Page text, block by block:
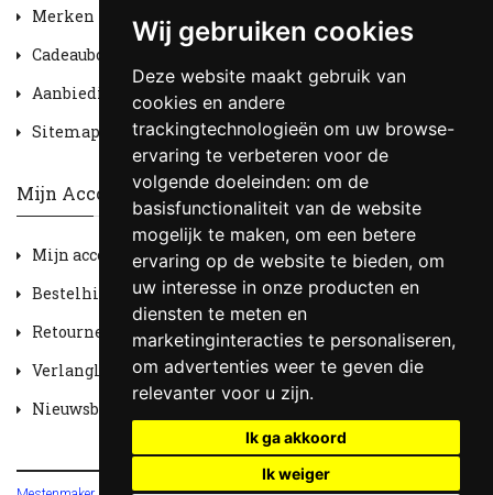
Wij gebruiken cookies
Deze website maakt gebruik van
cookies en andere
trackingtechnologieën om uw browse-
ervaring te verbeteren voor de
volgende doeleinden: om de
basisfunctionaliteit van de website
mogelijk te maken, om een betere
ervaring op de website te bieden, om
uw interesse in onze producten en
diensten te meten en
marketinginteracties te personaliseren,
om advertenties weer te geven die
relevanter voor u zijn.
Ik ga akkoord
Ik weiger
Merken
Cadeaubon
Aanbiedingen
Sitemap
Mijn Account
Mijn account
Bestelhistorie
Retourneren
Verlanglijst
Nieuwsbrief